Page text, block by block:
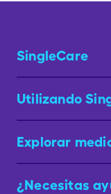
SingleCare
Utilizando
Explorar
¿Necesitas